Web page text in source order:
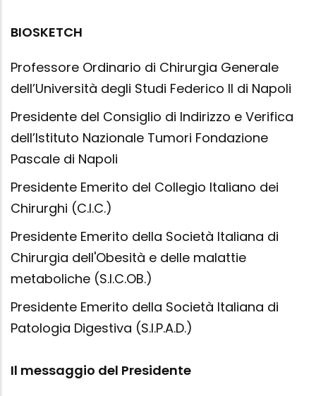
BIOSKETCH
Professore Ordinario di Chirurgia Generale
dell’Università degli Studi Federico II di Napoli
Presidente del Consiglio di Indirizzo e Verifica
dell’Istituto Nazionale Tumori Fondazione
Pascale di Napoli
Presidente Emerito del Collegio Italiano dei
Chirurghi (C.I.C.)
Presidente Emerito della Società Italiana di
Chirurgia dell'Obesità e delle malattie
metaboliche (S.I.C.OB.)
Presidente Emerito della Società Italiana di
Patologia Digestiva (S.I.P.A.D.)
Il messaggio del Presidente